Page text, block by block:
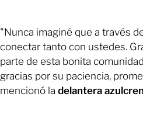
"Nunca imaginé que a través
conectar tanto con ustedes.
parte de esta bonita
gracias por su paciencia,
mencionó la delantera